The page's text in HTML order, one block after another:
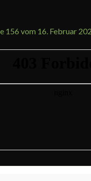
156 vom 16. Februar